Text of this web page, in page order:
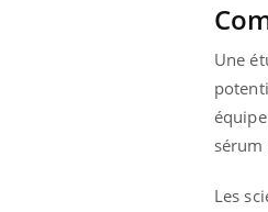
Une
sérum
Les